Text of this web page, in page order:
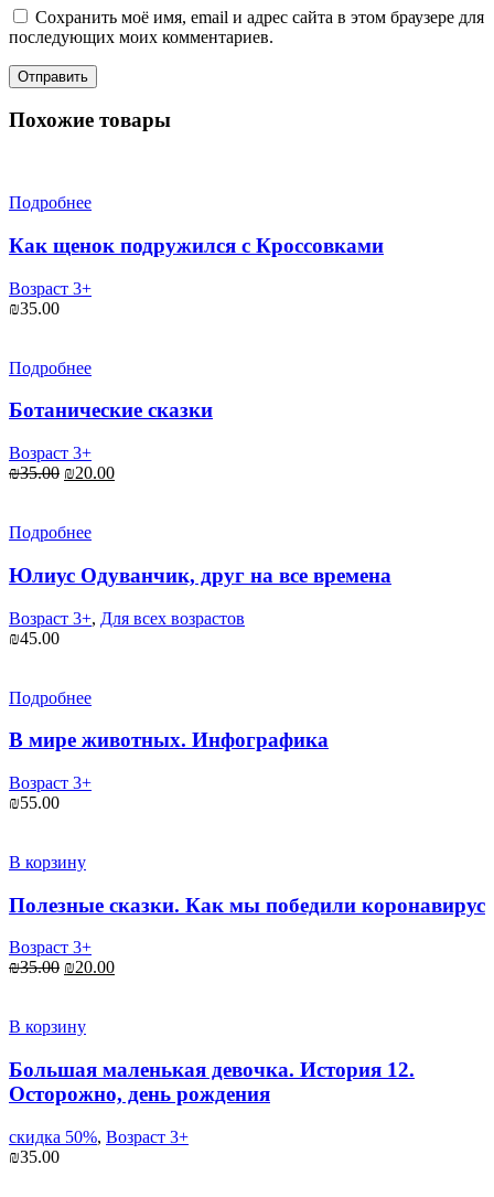
Сохранить моё имя, email и адрес сайта в этом браузере для
последующих моих комментариев.
Похожие товары
Подробнее
Как щенок подружился с Кроссовками
Возраст 3+
₪35.00
Подробнее
Ботанические сказки
Возраст 3+
₪35.00 Первоначальная
₪35.00.
₪20.00Текущая
Подробнее
Юлиус Одуванчик, друг на все времена
Возраст 3+, Для всех возрастов
₪45.00
Подробнее
В мире животных. Инфографика
Возраст 3+
₪55.00
В корзину
Полезные сказки. Как мы победили коронавирус
Возраст 3+
₪35.00 Первоначальная
₪35.00.
₪20.00Текущая
В корзину
Большая маленькая девочка. История 12.
Осторожно, день рождения
скидка 50%, Возраст 3+
₪35.00